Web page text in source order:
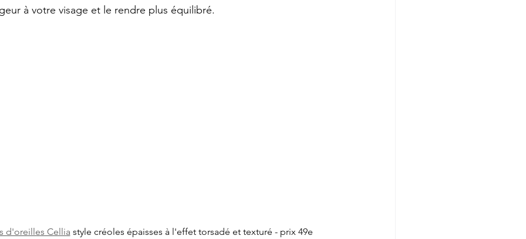
à votre visage et le rendre plus équilibré.
d'oreilles Cellia style créoles épaisses à l'effet torsadé et texturé - prix 49e